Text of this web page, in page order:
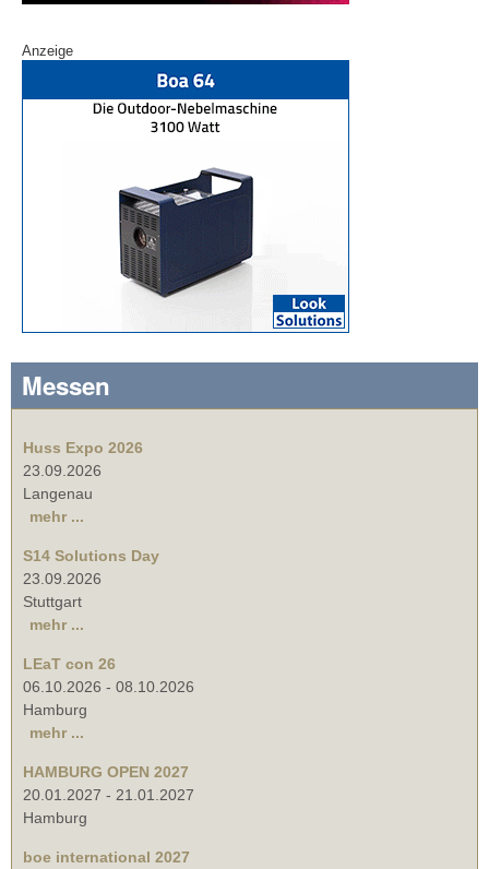
Anzeige
Messen
Huss Expo 2026
23.09.2026
Langenau
mehr ...
S14 Solutions Day
23.09.2026
Stuttgart
mehr ...
LEaT con 26
06.10.2026 - 08.10.2026
Hamburg
mehr ...
HAMBURG OPEN 2027
20.01.2027 - 21.01.2027
Hamburg
boe international 2027